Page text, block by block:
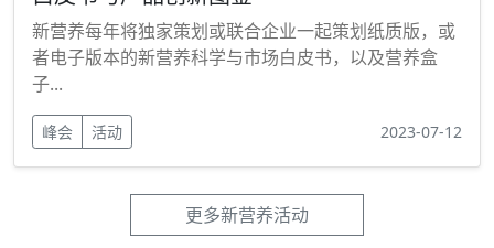
新营养每年将独家策划或联合企业一起策划纸质版，或
者电子版本的新营养科学与市场白皮书，以及营养盒
子...
峰会 活动 2023-07-12
更多新营养活动